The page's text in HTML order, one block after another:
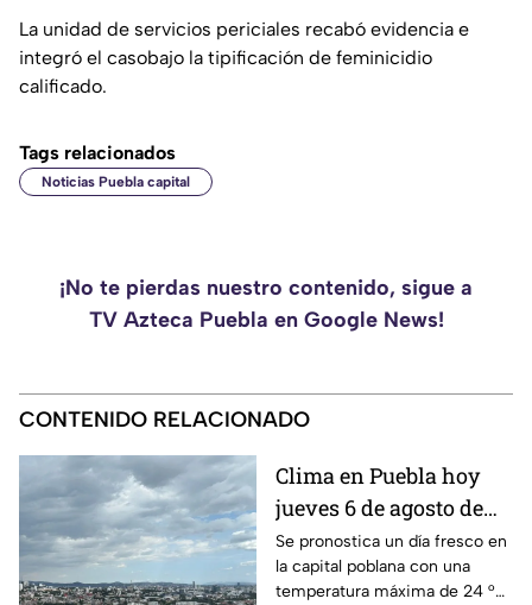
La unidad de servicios periciales recabó evidencia e
integró el casobajo la tipificación de feminicidio
calificado.
Tags relacionados
Noticias Puebla capital
¡No te pierdas nuestro contenido, sigue a
TV Azteca Puebla en Google News!
CONTENIDO RELACIONADO
Clima en Puebla hoy
jueves 6 de agosto de
2026: se prevén lluvias
fuertes y cielo nublado
Se pronostica un día fresco en
la capital poblana con una
temperatura máxima de 24 °C